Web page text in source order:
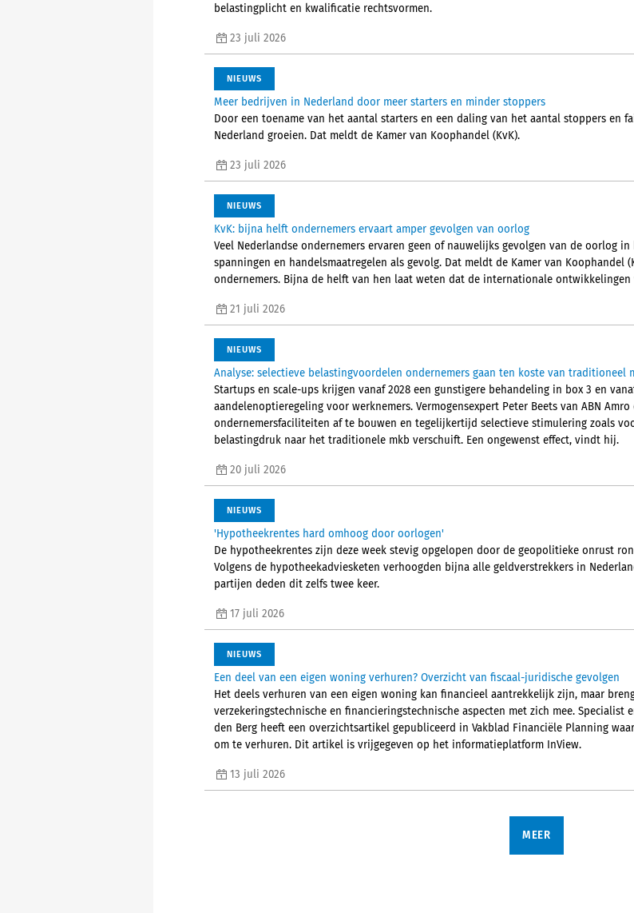
belastingplicht en kwalificatie rechtsvormen.
23 juli 2026
NIEUWS
Meer bedrijven in Nederland door meer starters en minder stoppers
Door een toename van het aantal starters en een daling van het aantal stoppers en
Nederland groeien. Dat meldt de Kamer van Koophandel (KvK).
23 juli 2026
NIEUWS
KvK: bijna helft ondernemers ervaart amper gevolgen van oorlog
Veel Nederlandse ondernemers ervaren geen of nauwelijks gevolgen van de oorlog
spanningen en handelsmaatregelen als gevolg. Dat meldt de Kamer van Koophandel
ondernemers. Bijna de helft van hen laat weten dat de internationale
21 juli 2026
NIEUWS
Analyse: selectieve belastingvoordelen ondernemers gaan ten koste van traditioneel
Startups en scale-ups krijgen vanaf 2028 een gunstigere behandeling in box 3 en
aandelenoptieregeling voor werknemers. Vermogensexpert Peter Beets van ABN
ondernemersfaciliteiten af te bouwen en tegelijkertijd selectieve stimulering zoals
belastingdruk naar het traditionele mkb verschuift. Een ongewenst effect, vindt hij.
20 juli 2026
NIEUWS
'Hypotheekrentes hard omhoog door oorlogen'
De hypotheekrentes zijn deze week stevig opgelopen door de geopolitieke onrust
Volgens de hypotheekadviesketen verhoogden bijna alle geldverstrekkers in
partijen deden dit zelfs twee keer.
17 juli 2026
NIEUWS
Een deel van een eigen woning verhuren? Overzicht van fiscaal-juridische gevolgen
Het deels verhuren van een eigen woning kan financieel aantrekkelijk zijn, maar
verzekeringstechnische en financieringstechnische aspecten met zich mee. Specialist
den Berg heeft een overzichtsartikel gepubliceerd in Vakblad Financiële Planning
om te verhuren. Dit artikel is vrijgegeven op het informatieplatform InView.
13 juli 2026
MEER